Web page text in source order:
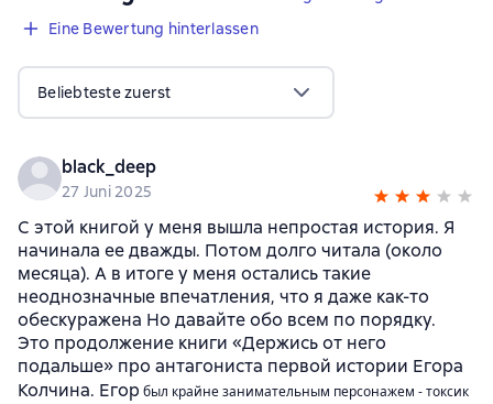
Eine Bewertung hinterlassen
Beliebteste zuerst
black_deep
27 Juni 2025
С этой книгой у меня вышла непростая история. Я
начинала ее дважды. Потом долго читала (около
месяца). А в итоге у меня остались такие
неоднозначные впечатления, что я даже как-то
обескуражена Но давайте обо всем по порядку.
Это продолжение книги «Держись от него
подальше» про антагониста первой истории Егора
Колчина. Егор был крайне занимательным персонажем - токсик